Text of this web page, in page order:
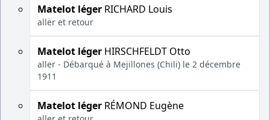
Matelot léger RICHARD Louis
aller et retour
Matelot léger HIRSCHFELDT Otto
aller - Débarqué à Mejillones (Chili) le 2 décembre
1911
Matelot léger RÉMOND Eugène